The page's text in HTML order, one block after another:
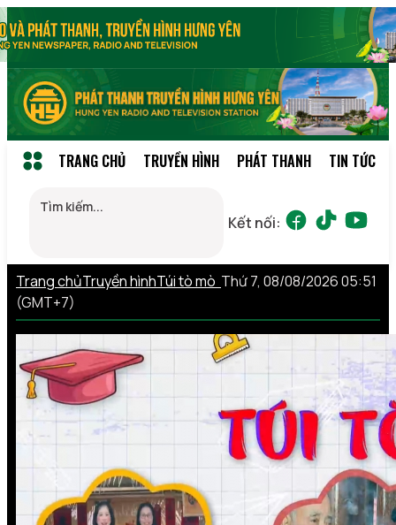
TRANG CHỦ TRUYỀN HÌNH PHÁT THANH TIN TỨC
Kết nối:
Trang chủTruyền hìnhTúi tò mò Thứ 7, 08/08/2026 05:51
(GMT+7)